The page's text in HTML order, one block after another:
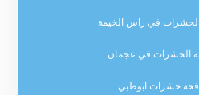
في راس الخيمة
الحشرات في عجمان
حشرات ابوظبي